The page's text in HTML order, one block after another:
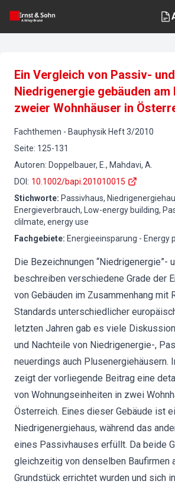
Ein Vergleich von Passiv- und
Niedrigenergie gebäuden am
zweier Wohnhäuser in
Fachthemen - Bauphysik Heft3/2010
Seite: 125-131
Autoren: Doppelbauer, E., Mahdavi, A.
DOI : 10.1002/bapi.201010015
Stichworte: Passivhaus,
Energieverbrauch, Low-energy building,
clilmate, energy use
Fachgebiete: Energieeinsparung - Energy
Die Bezeichnungen “Niedrigenergie”-
beschreiben verschiedene Grade der
von Gebäuden im Zusammenhang mit
Standards unterschiedlicher
letzten Jahren gab es viele
und Nachteile von Niedrigenergie-,
neuerdings auch Plusenergiehäusern.
zeigt der vorliegende Beitrag eine
von Wohnungseinheiten in zwei
Österreich. Eines dieser Gebäude ist
Niedrigenergiehaus, während das
eines Passivhauses erfüllt. Da beide
gleichzeitig von denselben Baufirmen
Grundstück errichtet wurden und sich